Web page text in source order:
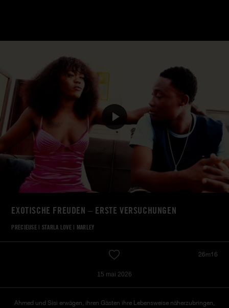
EXOTISCHE FREUDEN – ERSTE VERSUCHUNGEN
PRECIEUSE| STARLA LOVE| MARLEY
26m16
15 mai 2026
Ahmed und Sisi erwägen, ihren Gästen ihre Lebensweise näherzubringen,